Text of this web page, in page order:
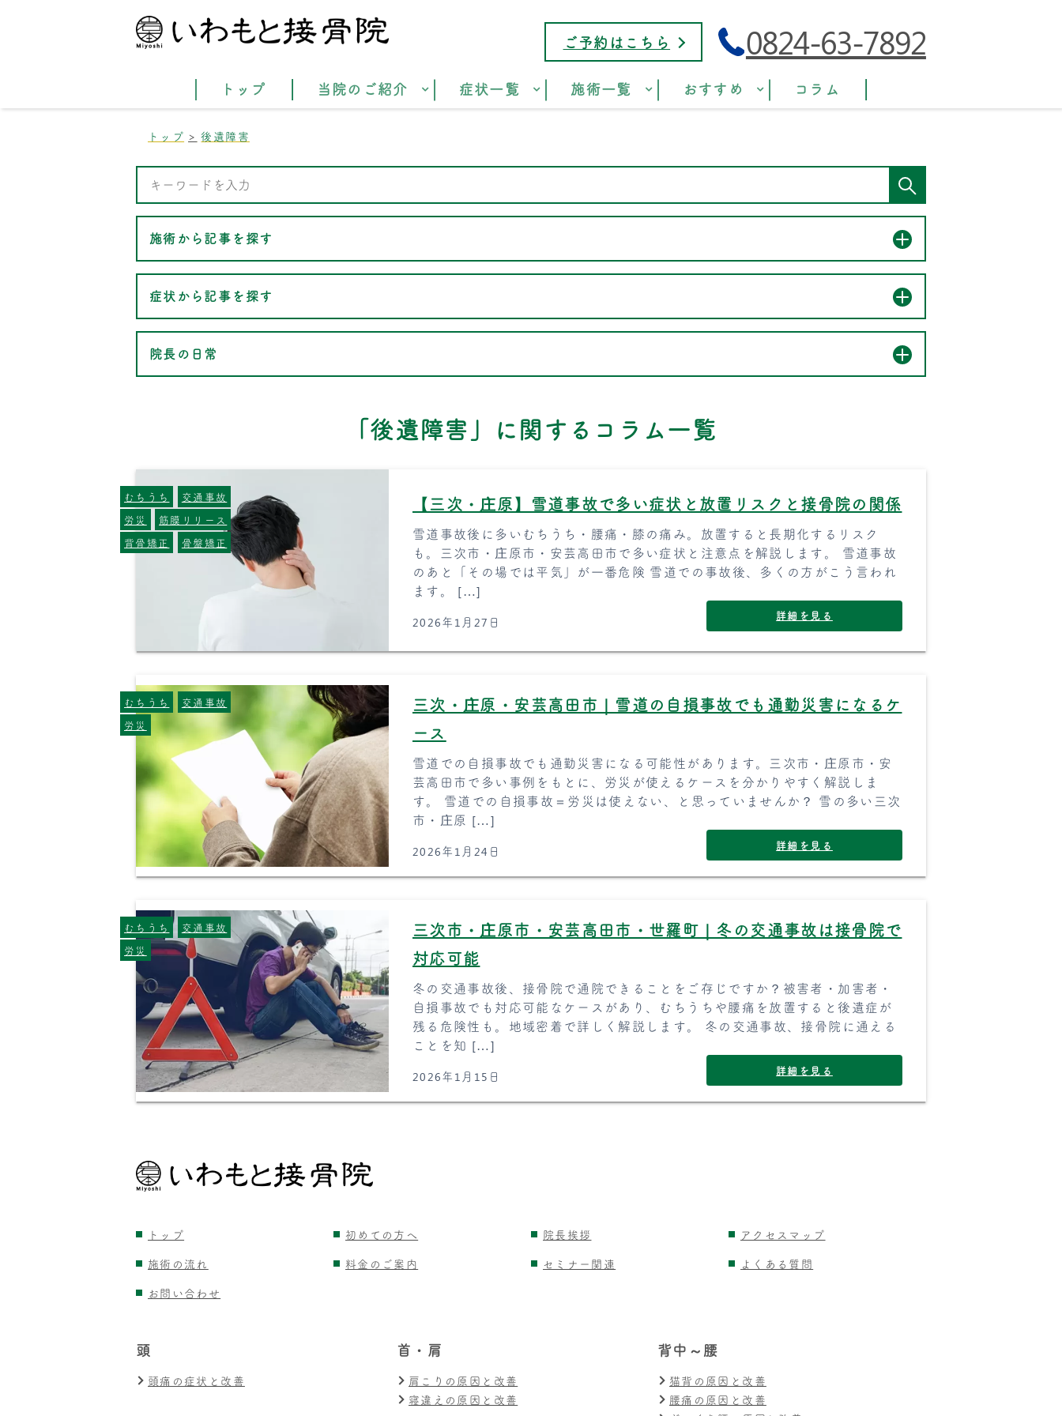
ご予約はこちら 0824-63-7892
トップ 当院のご紹介 症状一覧 施術一覧 おすすめ コラム
トップ 後遺障害
施術から記事を探す
症状から記事を探す
院長の日常
「後遺障害」に関するコラム一覧
【三次・庄原】雪道事故で多い症状と放置リスクと接骨院の関係
雪道事故後に多いむちうち・腰痛・膝の痛み。放置すると長期化するリスク
も。三次市・庄原市・安芸高田市で多い症状と注意点を解説します。 雪道事故
のあと「その場では平気」が一番危険 雪道での事故後、多くの方がこう言われ
ます。 […]
2026年1月27日 詳細を見る
むちうち
交通事故
労災
筋膜リリース
背骨矯正
骨盤矯正
三次・庄原・安芸高田市｜雪道の自損事故でも通勤災害になるケ
ース
雪道での自損事故でも通勤災害になる可能性があります。三次市・庄原市・安
芸高田市で多い事例をもとに、労災が使えるケースを分かりやすく解説しま
す。 雪道での自損事故＝労災は使えない、と思っていませんか？ 雪の多い三次
市・庄原 […]
2026年1月24日 詳細を見る
むちうち
交通事故
労災
三次市・庄原市・安芸高田市・世羅町｜冬の交通事故は接骨院で
対応可能
冬の交通事故後、接骨院で通院できることをご存じですか？被害者・加害者・
自損事故でも対応可能なケースがあり、むちうちや腰痛を放置すると後遺症が
残る危険性も。地域密着で詳しく解説します。 冬の交通事故、接骨院に通える
ことを知 […]
2026年1月15日 詳細を見る
むちうち
交通事故
労災
トップ 初めての方へ 院長挨拶
アクセスマップ
施術の流れ
料金のご案内 セミナー関連
よくある質問
お問い合わせ
頭
頭痛の症状と改善
首・肩
肩こりの原因と改善
寝違えの原因と改善
背中～腰
猫背の原因と改善
腰痛の原因と改善